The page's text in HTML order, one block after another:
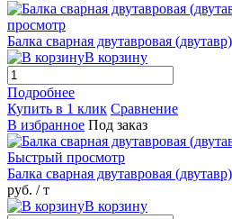
просмотр
Балка сварная двутавровая
В корзину
Подробнее
Купить в 1 клик Сравнение
В избранное Под заказ
Быстрый просмотр
Балка сварная двутавровая
руб. / т
В корзину